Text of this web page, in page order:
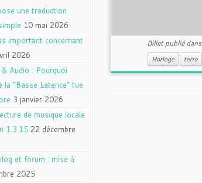
une traduction
10 mai 2026
important concernant
2026
Audio : Pourquoi
la “Basse Latence” tue
3 janvier 2026
de musique locale
1.3.15 22 décembre
et forum : mise à
2025
Billet publié dans
Horloge
terre